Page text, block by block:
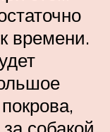
времени.